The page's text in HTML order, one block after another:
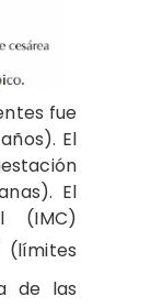
fue
El
El
(IMC)
(límites
de las